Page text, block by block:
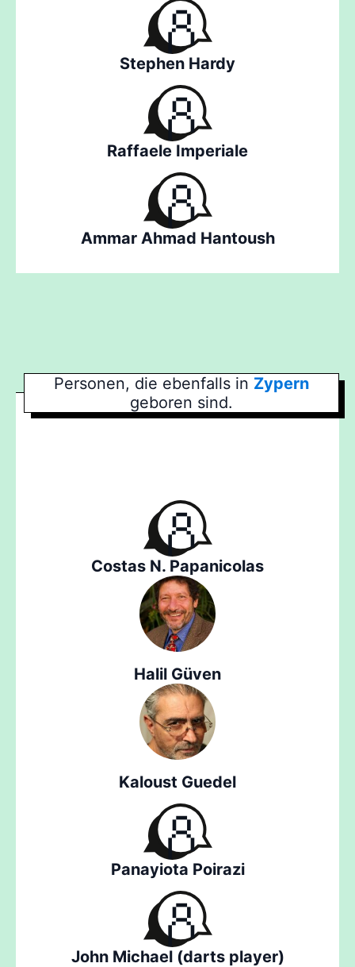
Stephen Hardy
Raffaele Imperiale
Ammar Ahmad Hantoush
Personen, die ebenfalls in Zypern
geboren sind.
Costas N. Papanicolas
Halil Güven
Kaloust Guedel
Panayiota Poirazi
John Michael (darts player)